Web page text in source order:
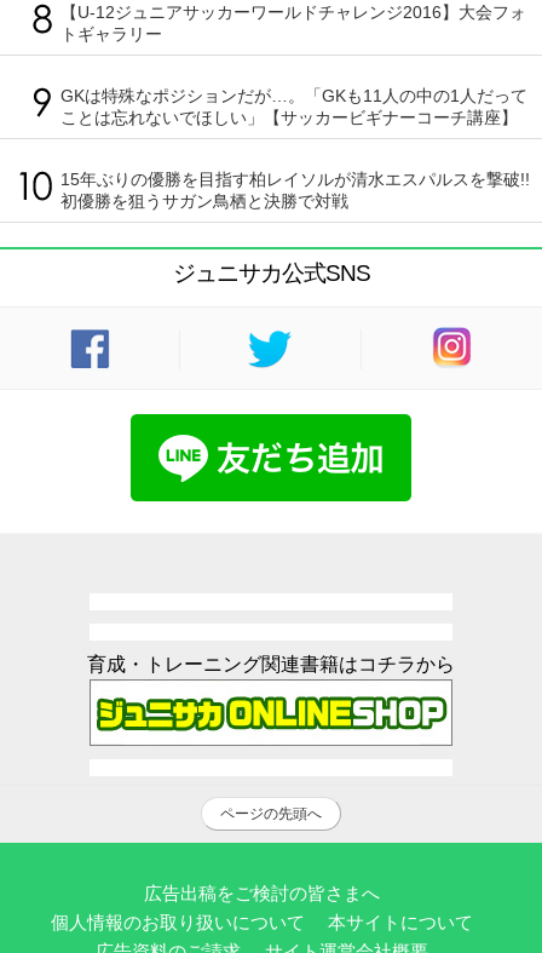
【U-12ジュニアサッカーワールドチャレンジ2016】大会フォ
トギャラリー
GKは特殊なポジションだが…。「GKも11人の中の1人だって
ことは忘れないでほしい」【サッカービギナーコーチ講座】
15年ぶりの優勝を目指す柏レイソルが清水エスパルスを撃破!!
初優勝を狙うサガン鳥栖と決勝で対戦
ジュニサカ公式SNS
育成・トレーニング関連書籍はコチラから
ページの先頭へ
広告出稿をご検討の皆さまへ
個人情報のお取り扱いについて
本サイトについて